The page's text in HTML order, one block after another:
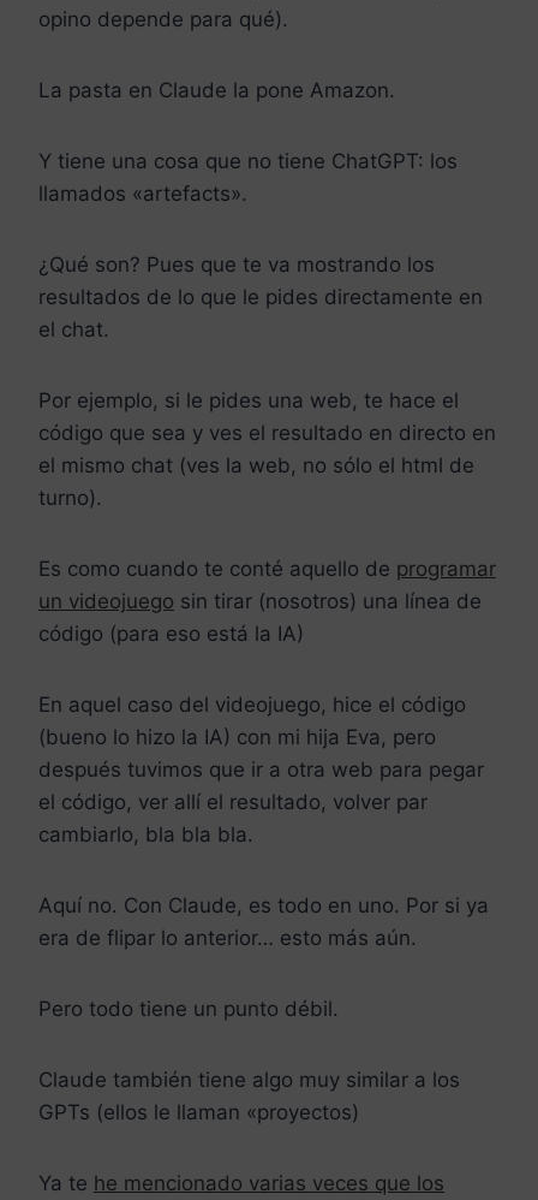
opino depende para qué).
La pasta en Claude la pone Amazon.
Y tiene una cosa que no tiene ChatGPT: los
llamados «artefacts».
¿Qué son? Pues que te va mostrando los
resultados de lo que le pides directamente en
el chat.
Por ejemplo, si le pides una web, te hace el
código que sea y ves el resultado en directo en
el mismo chat (ves la web, no sólo el html de
turno).
Es como cuando te conté aquello de programar
un videojuego sin tirar (nosotros) una línea de
código (para eso está la IA)
En aquel caso del videojuego, hice el código
(bueno lo hizo la IA) con mi hija Eva, pero
después tuvimos que ir a otra web para pegar
el código, ver allí el resultado, volver par
cambiarlo, bla bla bla.
Aquí no. Con Claude, es todo en uno. Por si ya
era de flipar lo anterior… esto más aún.
Pero todo tiene un punto débil.
Claude también tiene algo muy similar a los
GPTs (ellos le llaman «proyectos)
Ya te he mencionado varias veces que los